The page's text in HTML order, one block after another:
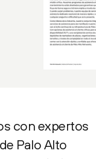
con expertos
Palo Alto